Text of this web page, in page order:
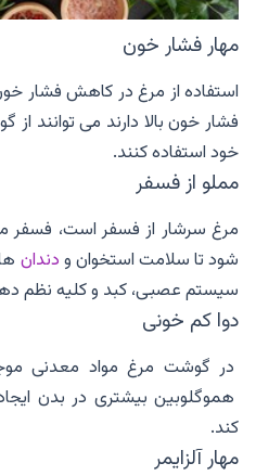
مهار فشار خون
استفاده از مرغ در کاهش فشار
فشار خون بالا دارند می توانند
خود استفاده کنند.
مملو از فسفر
مرغ سرشار از فسفر است،
شود تا سلامت استخوان ودندان
سیستم عصبی، کبد و کلیه نظم
دوا کم خونی
در گوشت مرغ مواد معدنی
هموگلوبین بیشتری در بدن
کند.
مهار آلزایمر